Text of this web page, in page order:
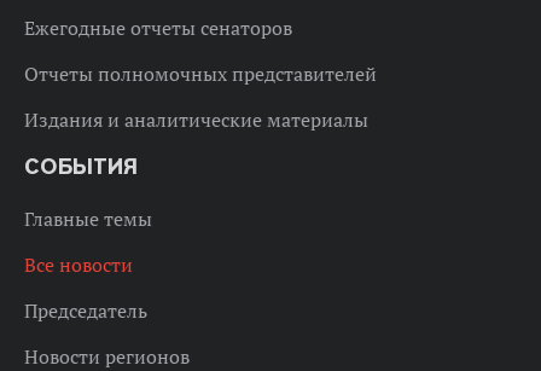
Ежегодные отчеты сенаторов
Отчеты полномочных представителей
Издания и аналитические материалы
СОБЫТИЯ
Главные темы
Все новости
Председатель
Новости регионов